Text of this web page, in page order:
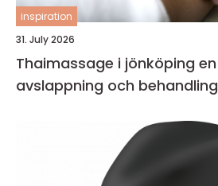
inspiration
31. July 2026
Thaimassage i jönköping en guide till
avslappning och behandling